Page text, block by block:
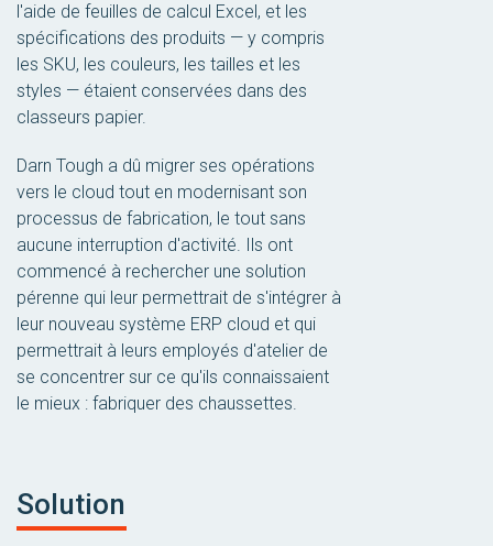
l'aide de feuilles de calcul Excel, et les
spécifications des produits — y compris
les SKU, les couleurs, les tailles et les
styles — étaient conservées dans des
classeurs papier.
Darn Tough a dû migrer ses opérations
vers le cloud tout en modernisant son
processus de fabrication, le tout sans
aucune interruption d'activité. Ils ont
commencé à rechercher une solution
pérenne qui leur permettrait de s'intégrer à
leur nouveau système ERP cloud et qui
permettrait à leurs employés d'atelier de
se concentrer sur ce qu'ils connaissaient
le mieux : fabriquer des chaussettes.
Solution